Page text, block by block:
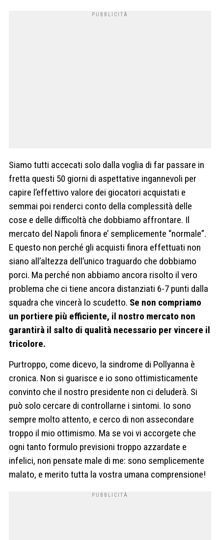
Siamo tutti accecati solo dalla voglia di far passare in
fretta questi 50 giorni di aspettative ingannevoli per
capire l’effettivo valore dei giocatori acquistati e
semmai poi renderci conto della complessità delle
cose e delle difficoltà che dobbiamo affrontare. Il
mercato del Napoli finora e’ semplicemente “normale”.
E questo non perché gli acquisti finora effettuati non
siano all’altezza dell’unico traguardo che dobbiamo
porci. Ma perché non abbiamo ancora risolto il vero
problema che ci tiene ancora distanziati 6-7 punti dalla
squadra che vincerà lo scudetto. Se non compriamo
un portiere più efficiente, il nostro mercato non
garantirà il salto di qualità necessario per vincere il
tricolore.
Purtroppo, come dicevo, la sindrome di Pollyanna è
cronica. Non si guarisce e io sono ottimisticamente
convinto che il nostro presidente non ci deluderà. Si
può solo cercare di controllarne i sintomi. Io sono
sempre molto attento, e cerco di non assecondare
troppo il mio ottimismo. Ma se voi vi accorgete che
ogni tanto formulo previsioni troppo azzardate e
infelici, non pensate male di me: sono semplicemente
malato, e merito tutta la vostra umana comprensione!